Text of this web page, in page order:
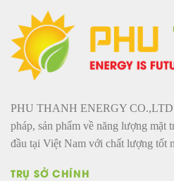
PHU THANH ENERGY CO.,LTD
pháp, sản phẩm về năng lượng mặt
đầu tại Việt Nam với chất lượng tốt
TRỤ SỞ CHÍNH